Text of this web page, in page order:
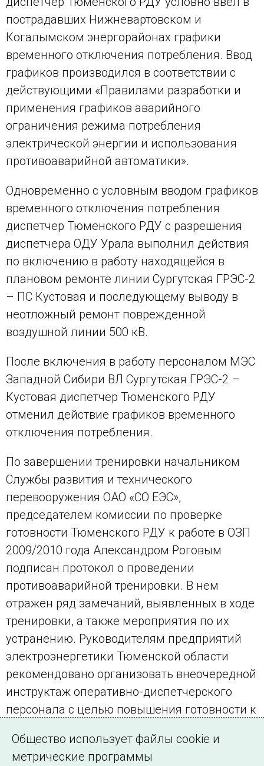
пострадавших Нижневартовском и
Когалымском энергорайонах графики
временного отключения потребления. Ввод
графиков производился в соответствии с
действующими «Правилами разработки и
применения графиков аварийного
ограничения режима потребления
электрической энергии и использования
противоаварийной автоматики».
Одновременно с условным вводом графиков
временного отключения потребления
диспетчер Тюменского РДУ с разрешения
диспетчера ОДУ Урала выполнил действия
по включению в работу находящейся в
плановом ремонте линии Сургутская ГРЭС-2
– ПС Кустовая и последующему выводу в
неотложный ремонт поврежденной
воздушной линии 500 кВ.
После включения в работу персоналом МЭС
Западной Сибири ВЛ Сургутская ГРЭС-2 –
Кустовая диспетчер Тюменского РДУ
отменил действие графиков временного
отключения потребления.
По завершении тренировки начальником
Службы развития и технического
перевооружения ОАО «СО ЕЭС»,
председателем комиссии по проверке
готовности Тюменского РДУ к работе в ОЗП
2009/2010 года Александром Роговым
подписан протокол о проведении
противоаварийной тренировки. В нем
отражен ряд замечаний, выявленных в ходе
тренировки, а также мероприятия по их
устранению. Руководителям предприятий
электроэнергетики Тюменской области
рекомендовано организовать внеочередной
инструктаж оперативно-диспетчерского
персонала с целью повышения готовности к
ходе ОЗП.
Общество использует файлы cookie и
метрические программы